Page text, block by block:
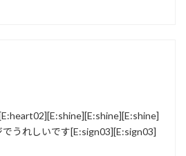
うれしいです[E:sign03][E:sign03]